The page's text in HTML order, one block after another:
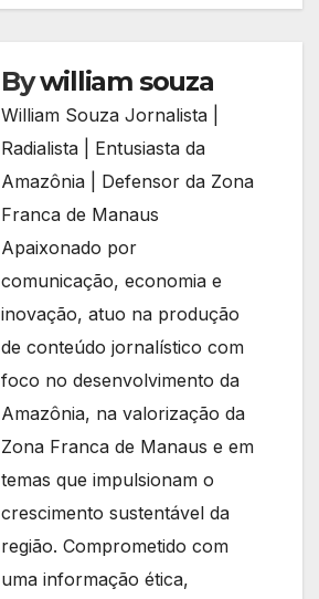
Bywilliam souza
William Souza Jornalista |
Radialista | Entusiasta da
Amazônia | Defensor da Zona
Franca de Manaus
Apaixonado por
comunicação, economia e
inovação, atuo na produção
de conteúdo jornalístico com
foco no desenvolvimento da
Amazônia, na valorização da
Zona Franca de Manaus e em
temas que impulsionam o
crescimento sustentável da
região. Comprometido com
uma informação ética,